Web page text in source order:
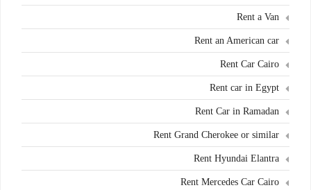
Rent a Van
Rent an American car
Rent Car Cairo
Rent car in Egypt
Rent Car in Ramadan
Rent Grand Cherokee or similar
Rent Hyundai Elantra
Rent Mercedes Car Cairo